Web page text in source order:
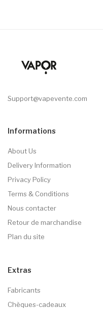
Support@vapevente.com
Informations
About Us
Delivery Information
Privacy Policy
Terms & Conditions
Nous contacter
Retour de marchandise
Plan du site
Extras
Fabricants
Chèques-cadeaux